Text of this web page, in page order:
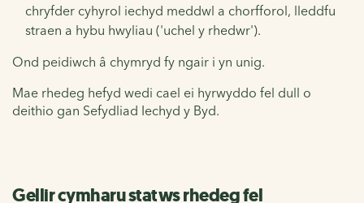
chryfder cyhyrol iechyd meddwl a chorfforol, lleddfu
straen a hybu hwyliau ('uchel y rhedwr').
Ond peidiwch â chymryd fy ngair i yn unig.
Mae rhedeg hefyd wedi cael ei hyrwyddo fel dull o
deithio gan Sefydliad Iechyd y Byd.
Gellir cymharu statws rhedeg fel